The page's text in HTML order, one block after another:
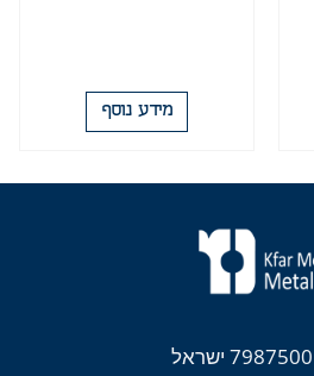
מידע נוסף